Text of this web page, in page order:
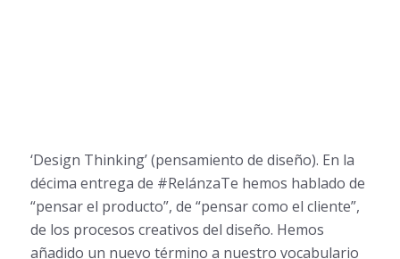
‘Design Thinking’ (pensamiento de diseño). En la
décima entrega de #RelánzaTe hemos hablado de
“pensar el producto”, de “pensar como el cliente”,
de los procesos creativos del diseño. Hemos
añadido un nuevo término a nuestro vocabulario